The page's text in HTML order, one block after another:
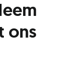
ons